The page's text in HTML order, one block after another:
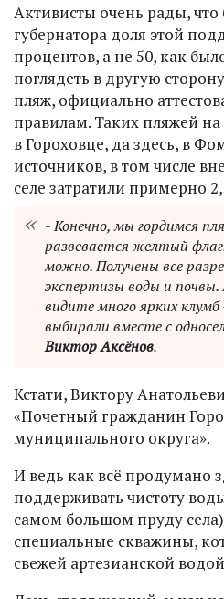
Активисты очень рады,
губернатора доля этой
процентов, а не 50, как
поглядеть в другую
пляж, официально
правилам. Таких пляжей на
в Гороховце, да здесь, в
источников, в том числе
селе затратили примерно
- Конечно, мы гордимся
развевается желтый
можно. Получены все
экспертизы воды и
видите много ярких
выбирали вместе с
Виктор Аксёнов.
Кстати, Виктору
«Почетный гражданин
муниципального округа».
И ведь как всё продумано
поддерживать чистоту
самом большом пруду
специальные скважины,
свежей артезианской